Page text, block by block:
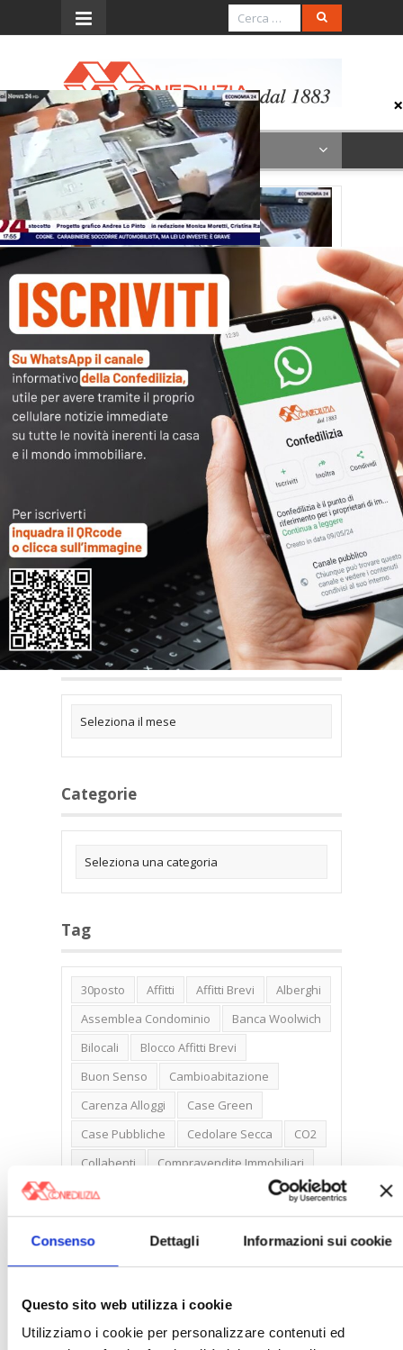
Consenso Dettagli Informazioni sui cookie
Questo sito web utilizza i cookie
Utilizziamo i cookie per personalizzare contenuti ed
Menu
16.12.25_Rainews_18
Articoli collegati
Archivi
Categorie
Tag
30posto Affitti Affitti Brevi
Alberghi
Assemblea Condominio
Banca Woolwich
Bilocali
Blocco Affitti Brevi
Buon Senso
Cambioabitazione
Carenza Alloggi
Case Green
Case Pubbliche
Cedolare Secca
CO2
Collabenti
Compravendite Immobiliari
Condominio
Confedilizia.EU
Detrazioni Edilizie
Dirittiproprietà
Emissioni
Firenze
Ideologia Green
Irregolarità Formali
Libero Mercato
Monolocali
New York